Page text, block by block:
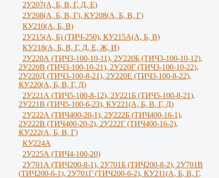
2У207(А, Б, В, Г, Д, Е)
2У208(А, Б, В, Г), КУ208(А, Б, В, Г)
КУ210(А, Б, В)
2У215(А, Б) (ТИЧ-250), КУ215А(А, Б, В)
КУ218(А, Б, В, Г, Д, Е, Ж, И)
2У220А (ТИЧ3-100-10-11), 2У220Б (ТИЧ3-100-10-12),
2У220В (ТИЧ3-100-10-21), 2У220Г (ТИЧ3-100-10-22),
2У220Д (ТИЧ3-100-8-21), 2У220Е (ТИЧ3-100-8-22),
КУ220(А, Б, В, Г, Д)
2У221А (ТИЧ5-100-8-12), 2У221Б (ТИЧ5-100-8-21),
2У221В (ТИЧ5-100-6-23), КУ221(А, Б, В, Г, Д)
2У222А (ТИЧ400-20-1), 2У222Б (ТИЧ400-16-1),
2У222В (ТИЧ400-20-2), 2У222Г (ТИЧ400-16-2),
КУ222(А, Б, В, Г)
КУ224А
2У225А (ТИЧ4-100-20)
2У701А (ТИЧ200-8-1), 2У701Б (ТИЧ200-8-2), 2У701В
(ТИЧ200-6-1), 2У701Г (ТИЧ200-6-2), КУ211(А, Б, В, Г,